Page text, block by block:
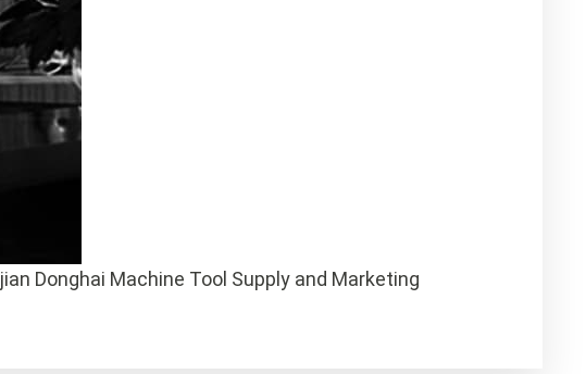
Donghai Machine Tool Supply and Marketing